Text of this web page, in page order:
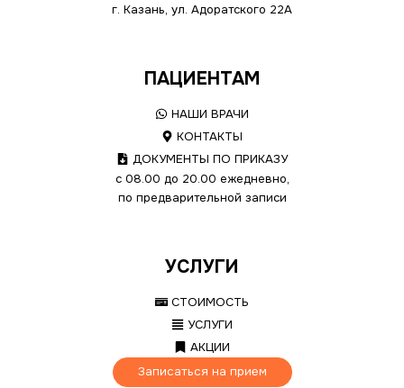
г. Казань, ул. Адоратского 22А
ПАЦИЕНТАМ
НАШИ ВРАЧИ
КОНТАКТЫ
ДОКУМЕНТЫ ПО ПРИКАЗУ
с 08.00 до 20.00 ежедневно,
по предварительной записи
УСЛУГИ
СТОИМОСТЬ
УСЛУГИ
АКЦИИ
Записаться на прием